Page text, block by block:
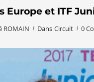
Europe et ITF
ROMAIN Dans Circuit 0